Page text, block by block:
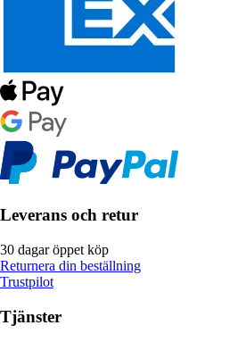
Leverans och retur
30 dagar öppet köp
Returnera din beställning
Trustpilot
Tjänster